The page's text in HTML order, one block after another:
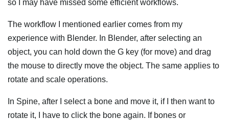
so I may have missed some efficient workflows.
The workflow I mentioned earlier comes from my
experience with Blender. In Blender, after selecting an
object, you can hold down the G key (for move) and drag
the mouse to directly move the object. The same applies to
rotate and scale operations.
In Spine, after I select a bone and move it, if I then want to
rotate it, I have to click the bone again. If bones or